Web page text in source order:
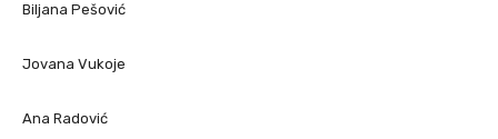
Biljana Pešović
Jovana Vukoje
Ana Radović